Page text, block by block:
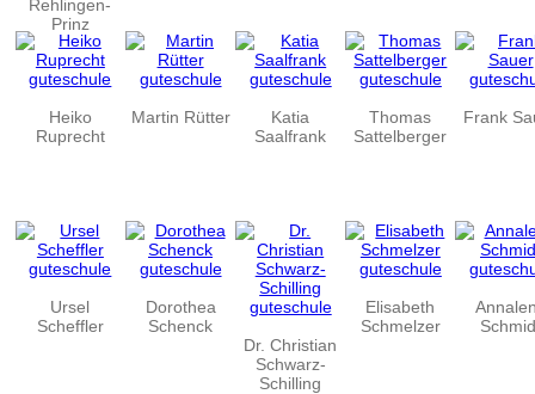
Rehlingen-
Prinz
Heiko
Ruprecht
Martin Rütter
Katia
Saalfrank
Thomas
Sattelberger
Frank
Ursel
Scheffler
Dorothea
Schenck
Dr. Christian
Schwarz-
Schilling
Elisabeth
Schmelzer